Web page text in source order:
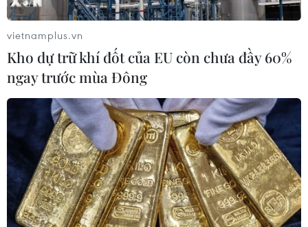
Cứu sống một bệnh nhân mắc bệnh
Whitmore rất nguy kịch
14/08/2018 04:34
vietnamplus.vn
Kho dự trữ khí đốt của EU còn chưa đầy 60%
ngay trước mùa Đông